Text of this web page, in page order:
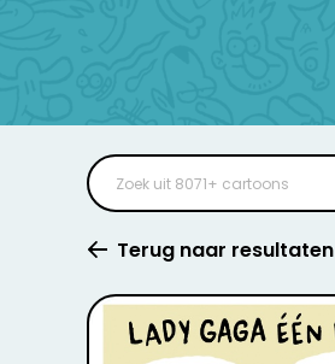
Terug naar resultaten